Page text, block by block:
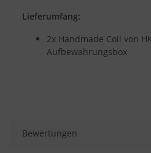
Lieferumfang:
2x Handmade Coil von
Aufbewahrungsbox
Bewertungen